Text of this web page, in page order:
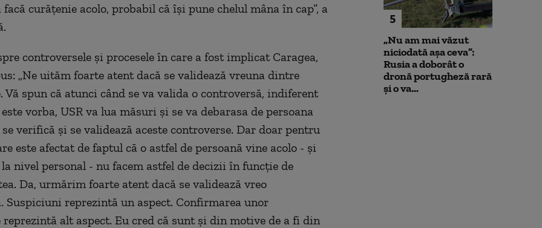
facă curățenie acolo, probabil că își pune chelul mâna în cap”, a
controversele și procesele în care a fost implicat Caragea,
„Ne uităm foarte atent dacă se validează vreuna dintre
Vă spun că atunci când se va valida o controversă, indiferent
vorba, USR va lua măsuri și se va debarasa de persoana
verifică și se validează aceste controverse. Dar doar pentru
este afectat de faptul că o astfel de persoană vine acolo - și
nivel personal - nu facem astfel de decizii în funcție de
Da, urmărim foarte atent dacă se validează vreo
Suspiciuni reprezintă un aspect. Confirmarea unor
reprezintă alt aspect. Eu cred că sunt și din motive de a fi din
5
„Nu am mai văzut
niciodată așa ceva”:
Rusia a doborât o
dronă portugheză rară
și o va...